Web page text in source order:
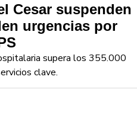
Cesar suspenden
urgencias por
supera los 355.000
clave.